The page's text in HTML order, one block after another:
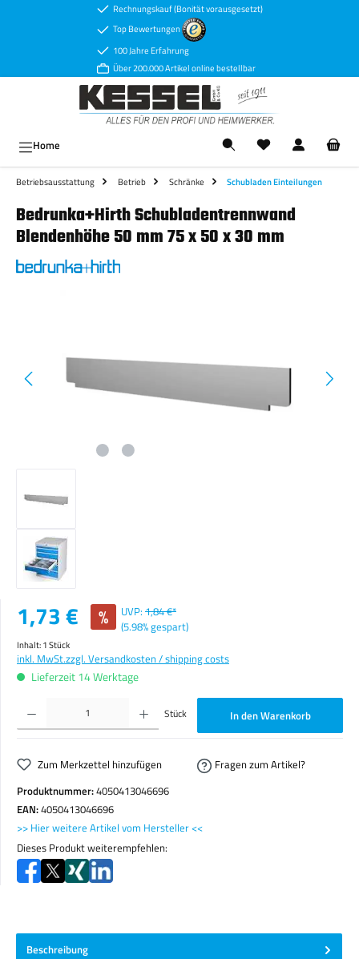
Zum Hauptinhalt springenRechnungskauf (Bonität vorausgesetzt)
Top Bewertungen
100 Jahre Erfahrung
Über 200.000 Artikel online bestellbar
Home
Betriebsausstattung Betrieb Schränke Schubladen Einteilungen
Bedrunka+Hirth Schubladentrennwand
Blendenhöhe 50 mm 75 x 50 x 30 mm
Verkaufspreis:
1,73 € % UVP: 1,84 €*
(5.98% gespart)
Inhalt:1 Stück
inkl. MwSt.zzgl. Versandkosten / shipping costs
Lieferzeit 14 Werktage
Produkt Anzahl: Gib den gewünschten Wert ein oder benutze die Schaltflächen um die Anzahl zu
Stück In den Warenkorb
Zum Merkzettel hinzufügen
Fragen zum Artikel?
Produktnummer:4050413046696
EAN:4050413046696
>> Hier weitere Artikel vom Hersteller <<
Dieses Produkt weiterempfehlen:
Beschreibung